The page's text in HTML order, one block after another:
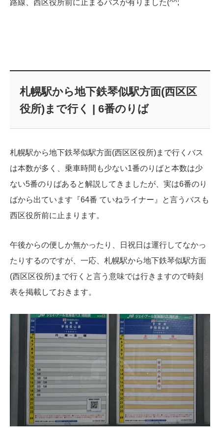
路線、西区役所前に止まるバスが有りました(^^;
札幌駅から地下鉄琴似駅方面(西区区
役所)まで行く | 6番のりば
札幌駅から地下鉄琴似駅方面(西区区役所)まで行くバス
は本数が多く、乗車時間も少ない1番のりばと本数は少
ない5番のりばあると解説してきましたが、実は6番のり
ばから出ています『64番 ていねライナー』と言うバスも
西区役所前に止まります。
午後からの便しか無かったり、日祝日は運行してなかっ
たりするのですが、一応、札幌駅から地下鉄琴似駅方面
(西区区役所)まで行くと言う意味では行きますので時刻
表を掲載しておきます。